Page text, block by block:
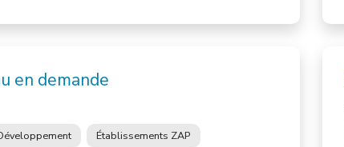
en demande
Établissements ZAP